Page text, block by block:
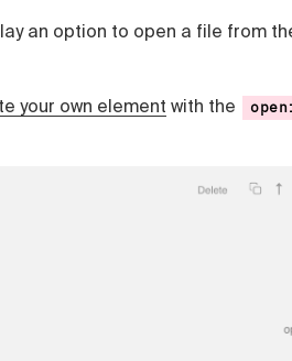
an option to open a file from
your own element with the